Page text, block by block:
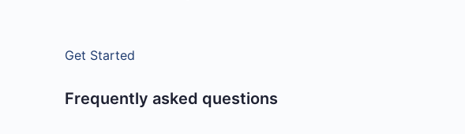
Get Started
Frequently asked questions